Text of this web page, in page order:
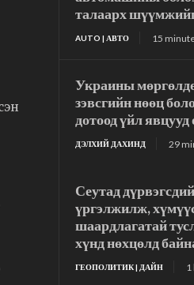
талаарх
AUTO | АВТО 15
Украины
зэвсгийн нөөц
дотоод үйл
ДЭЛХИЙ ДАХИНД 29
Сеутад
үргэлжилж,
шаардлагатай
хүнд нөхцөлд
ГЕОПОЛИТИК | ДАЙН 1